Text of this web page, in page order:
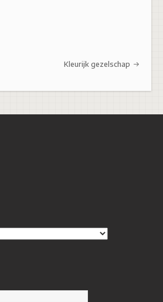
Kleurijk gezelschap